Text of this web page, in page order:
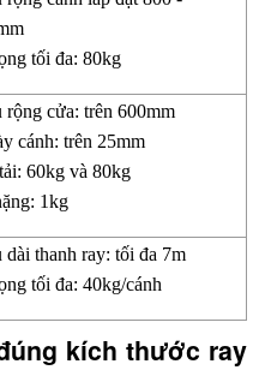
tối đa: 80kg
rộng cửa: trên 600mm
cánh: trên 25mm
60kg và 80kg
1kg
dài thanh ray: tối đa 7m
tối đa: 40kg/cánh
kích thước ray